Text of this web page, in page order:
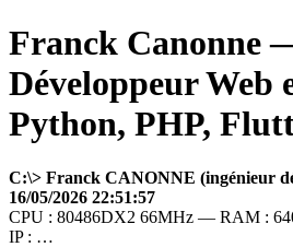
Franck Canonne
Développeur Web
Python, PHP,
C:\> Franck CANONNE (ingénieur
16/05/2026 22:51:57
CPU : 80486DX2 66MHz — RAM :
IP : …